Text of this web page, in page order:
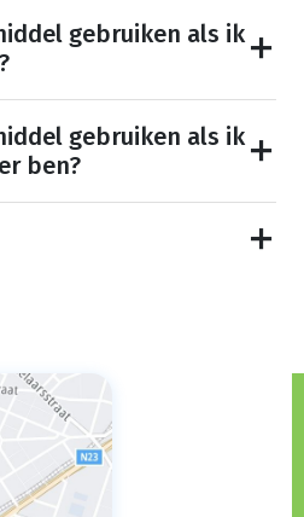
gebruiken als ik
gebruiken als ik
ben?